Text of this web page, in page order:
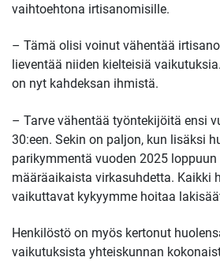
vaihtoehtona irtisanomisille.
– Tämä olisi voinut vähentää
lieventää niiden kielteisiä
on nyt kahdeksan ihmistä.
– Tarve vähentää työntekijöitä ensi
30:een. Sekin on paljon, kun lisäksi
parikymmentä vuoden 2025
määräaikaista virkasuhdetta. Kaikki
vaikuttavat kykyymme hoitaa
Henkilöstö on myös kertonut
vaikutuksista yhteiskunnan